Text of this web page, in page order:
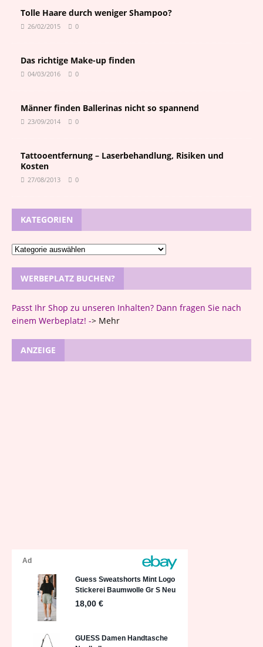
Tolle Haare durch weniger Shampoo?
26/02/2015 0
Das richtige Make-up finden
04/03/2016 0
Männer finden Ballerinas nicht so spannend
23/09/2014 0
Tattooentfernung – Laserbehandlung, Risiken und
Kosten
27/08/2013 0
KATEGORIEN
WERBEPLATZ BUCHEN?
Passt Ihr Shop zu unseren Inhalten? Dann fragen Sie nach
einem Werbeplatz! -> Mehr
ANZEIGE